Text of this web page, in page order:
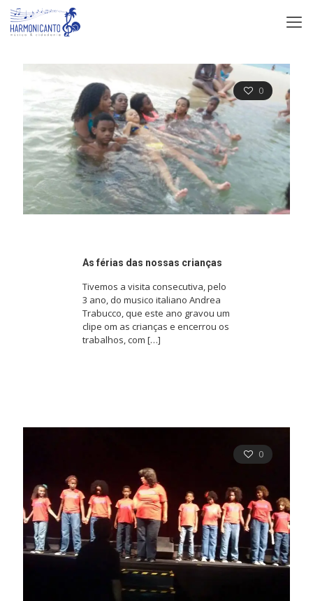
0
As férias das nossas crianças
Tivemos a visita consecutiva, pelo
3 ano, do musico italiano Andrea
Trabucco, que este ano gravou um
clipe om as crianças e encerrou os
trabalhos, com […]
0